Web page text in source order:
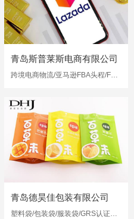
青岛斯普莱斯电商有限公司
跨境电商物流/亚马逊FBA头程/FBA海运
青岛德昊佳包装有限公司
塑料袋/包装袋/服装袋/GRS认证再生塑料袋